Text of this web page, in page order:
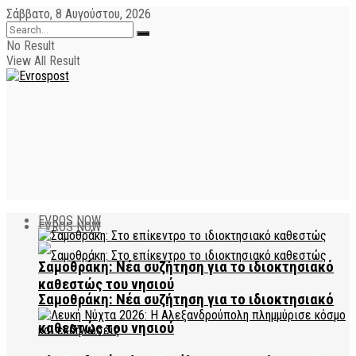
Σάββατο, 8 Αυγούστου, 2026
No Result
View All Result
EVROS NOW
Σαμοθράκη: Νέα συζήτηση για το ιδιοκτησιακό
καθεστώς του νησιού
EVROS NOW
Σαμοθράκη: Νέα συζήτηση για το ιδιοκτησιακό
καθεστώς του νησιού